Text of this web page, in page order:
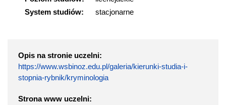
System studiów:
stacjonarne
Opis na stronie uczelni:
https://www.wsbinoz.edu.pl/galeria/kierunki-studia-i-
stopnia-rybnik/kryminologia
Strona www uczelni: